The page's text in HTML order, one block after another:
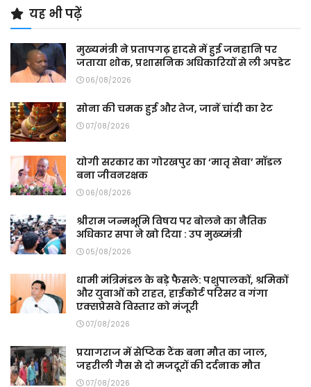
यह भी पढ़ें
मुख्यमंत्री ने प्रतापगढ़ हादसे में हुई जनहानि पर
जताया शोक, प्रशासनिक अधिकारियों से ली अपडेट
06/08/2026
सोना की चमक हुई और तेज, जानें चांदी का रेट
07/08/2026
योगी सरकार का गोरखपुर का ‘मातृ सेवा’ मॉडल
बना जीवनरक्षक
06/08/2026
श्रीराम जन्मभूमि विषय पर बोलने का नैतिक
अधिकार सपा ने खो दिया : उप मुख्य्मंत्री
05/08/2026
धामी मंत्रिमंडल के बड़े फैसले: पशुपालकों, श्रमिकों
और युवाओं को राहत, हाईकोर्ट परिसर व गंगा
एक्सप्रेसवे विस्तार को मंजूरी
07/08/2026
प्रयागराज में सेप्टिक टैंक बना मौत का जाल,
जहरीली गैस से दो मजदूरों की दर्दनाक मौत
07/08/2026